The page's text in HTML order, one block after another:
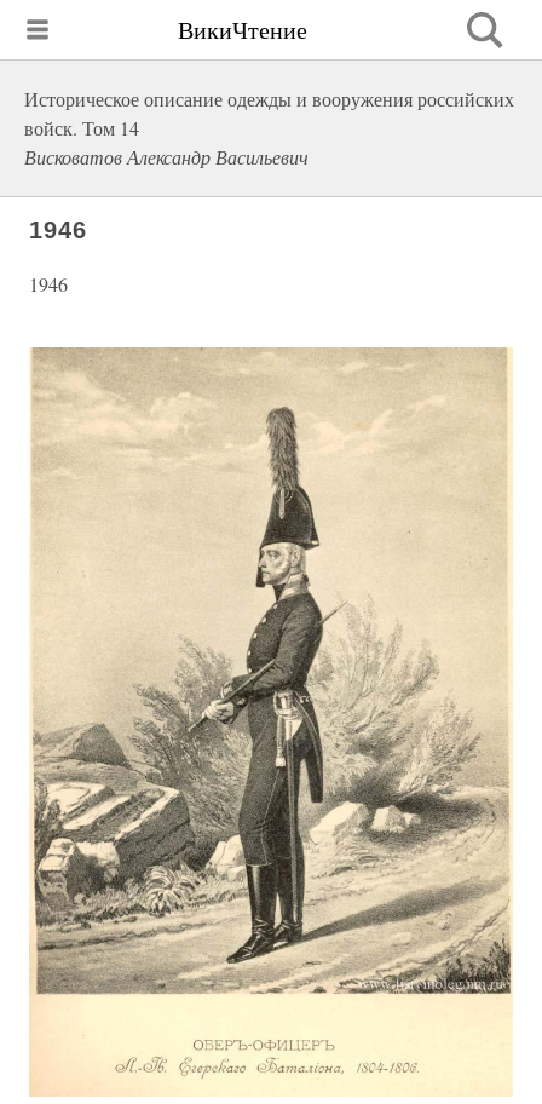
ВикиЧтение
Историческое описание одежды и вооружения российских
войск. Том 14
Висковатов Александр Васильевич
1946
1946